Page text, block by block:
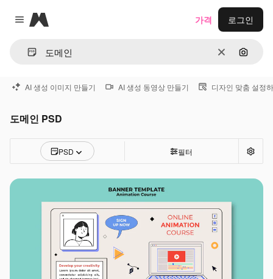
Close menu
Magnific
지우기이미지
가격 로그인
AI 생성 이미지 만들기 AI 생성 동영상 만들기 디자인 맞춤 설정
도메인 PSD
PSD 필터